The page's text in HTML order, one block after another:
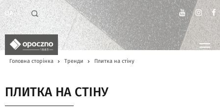
UA
Головна сторінка Тренди Плитка на стіну
ПЛИТКА НА СТІНУ